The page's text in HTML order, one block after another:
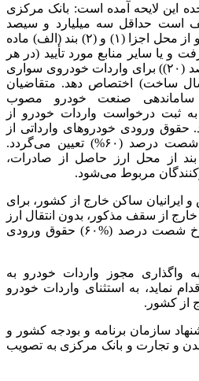
واحده این لایحه آمده است: بانک مرکزی
است حداقل سه میلیارد و سیصد
میلیون (۳.۳۰۰.۰۰۰.۰۰۰) یورو از محل اجزا (۱) و (۲) بند (الف) ماده
و یا سایر منابع مورد تأیید (در هر
فصل سال حداقل بیست درصد (۲۰)) برای واردات خودروی سواری
ساخت) اختصاص دهد. متقاضیان
ساماندهی صنعت خودرو مصوب
نسبت به ثبت درخواست واردات خودرو از
حقوق ورودی خودروهای وارداتی از
محل ارز تخصیصی این بند شصت درصد (۶۰%) تعیین می‌گردد.
از محل ارز حاصل از صادرات،
مربوط می‌شود.
ساکن خارج از کشور، برای
از سقف مذکور، بدون انتقال ارز
و از محل ارز در اختیار با نرخ شصت درصد (%۶۰) حقوق ورودی
مجوز واردات خودرو به
نماید، به استثنای واردات خودرو
از کشور.
سازمان برنامه و بودجه کشور و
و تجارت و بانک مرکزی به تصویب